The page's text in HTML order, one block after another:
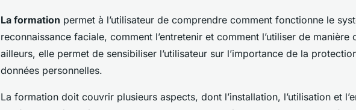
La formation permet à l’utilisateur de comprendre comment fonctionne le
reconnaissance faciale, comment l’entretenir et comment l’utiliser de manière
ailleurs, elle permet de sensibiliser l’utilisateur sur l’importance de la
données personnelles.
La formation doit couvrir plusieurs aspects, dont l’installation, l’utilisation et